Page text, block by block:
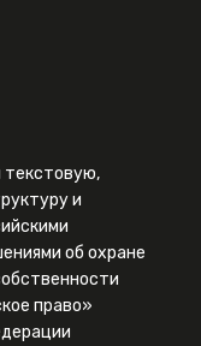
текстовую,
и
об охране
право»